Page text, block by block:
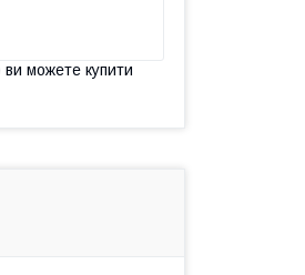
ви можете купити